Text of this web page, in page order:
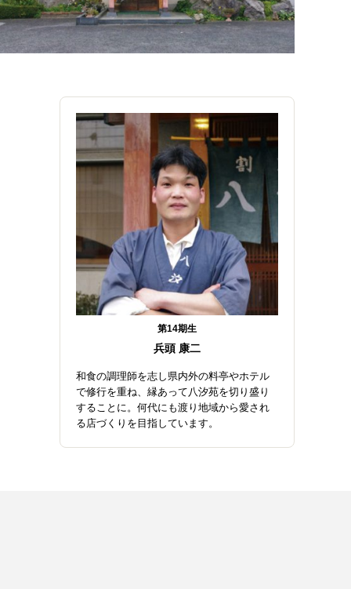
第14期生
兵頭 康二
和食の調理師を志し県内外の料亭やホテル
で修行を重ね、縁あって八汐苑を切り盛り
することに。何代にも渡り地域から愛され
る店づくりを目指しています。